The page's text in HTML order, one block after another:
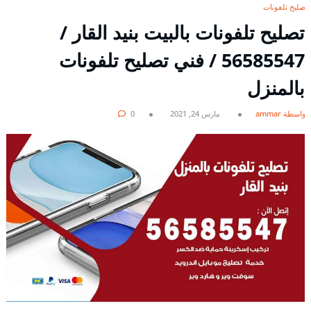
تصليح تلفونات
تصليح تلفونات بالبيت بنيد القار /
56585547 / فني تصليح تلفونات
بالمنزل
بواسطة ammar مارس 24, 2021 0